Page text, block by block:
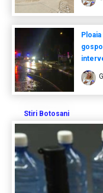
Stiri Botosani